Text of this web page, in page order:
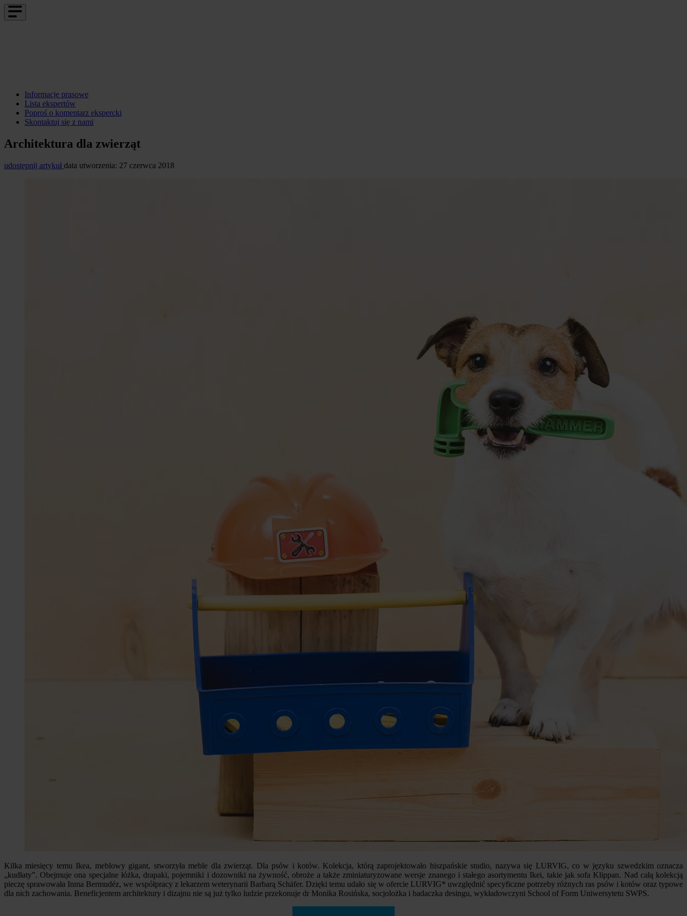
Informacje prasowe
Lista ekspertów
Poproś o komentarz ekspercki
Skontaktuj się z nami
Architektura dla zwierząt
udostępnij artykuł data utworzenia: 27 czerwca 2018
Kilka miesięcy temu Ikea, meblowy gigant, stworzyła meble dla zwierząt. Dla psów i kotów. Kolekcja, którą zaprojektowało hiszpańskie studio, nazywa się LURVIG, co w języku szwedzkim oznacza
„kudłaty”. Obejmuje ona specjalne łóżka, drapaki, pojemniki i dozowniki na żywność, obroże a także zminiaturyzowane wersje znanego i stałego asortymentu Ikei, takie jak sofa Klippan. Nad całą kolekcją
pieczę sprawowała Inma Bermudéz, we współpracy z lekarzem weterynarii Barbarą Schäfer. Dzięki temu udało się w ofercie LURVIG* uwzględnić specyficzne potrzeby różnych ras psów i kotów oraz typowe
dla nich zachowania. Beneficjentem architektury i dizajnu nie są już tylko ludzie przekonuje dr Monika Rosińska, socjolożka i badaczka desingu, wykładowczyni School of Form Uniwersytetu SWPS.